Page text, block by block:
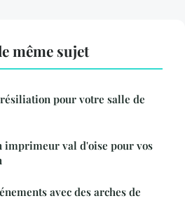
même sujet
pour votre salle de
imprimeur val d'oise pour vos
avec des arches de